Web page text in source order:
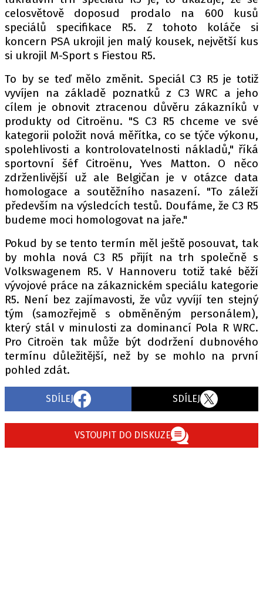
ETICKÝ KODEX
KONTAKT
INZERCE
OSOBNÍ ÚDAJE / COOKIES
Provozovatelem serveru autoroad.cz je
INCORP MEDIA GROUP s.r.o., IČ: 118 23 054
celosvětově doposud prodalo na 600 kusů
speciálů specifikace R5. Z tohoto koláče si
koncern PSA ukrojil jen malý kousek, největší kus
si ukrojil M-Sport s Fiestou R5.
To by se teď mělo změnit. Speciál C3 R5 je totiž
vyvíjen na základě poznatků z C3 WRC a jeho
cílem je obnovit ztracenou důvěru zákazníků v
produkty od Citroënu. "S C3 R5 chceme ve své
kategorii položit nová měřítka, co se týče výkonu,
spolehlivosti a kontrolovatelnosti nákladů," říká
sportovní šéf Citroënu, Yves Matton. O něco
zdrženlivější už ale Belgičan je v otázce data
homologace a soutěžního nasazení. "To záleží
především na výsledcích testů. Doufáme, že C3 R5
budeme moci homologovat na jaře."
Pokud by se tento termín měl ještě posouvat, tak
by mohla nová C3 R5 přijít na trh společně s
Volkswagenem R5. V Hannoveru totiž také běží
vývojové práce na zákaznickém speciálu kategorie
R5. Není bez zajímavosti, že vůz vyvíjí ten stejný
tým (samozřejmě s obměněným personálem),
který stál v minulosti za dominancí Pola R WRC.
Pro Citroën tak může být dodržení dubnového
termínu důležitější, než by se mohlo na první
pohled zdát.
SDÍLEJ SDÍLEJ
VSTOUPIT DO DISKUZE